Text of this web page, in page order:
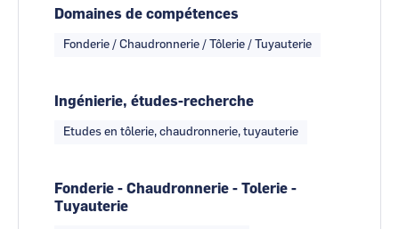
Domaines de compétences
Fonderie / Chaudronnerie / Tôlerie / Tuyauterie
Ingénierie, études-recherche
Etudes en tôlerie, chaudronnerie, tuyauterie
Fonderie - Chaudronnerie - Tolerie -
Tuyauterie